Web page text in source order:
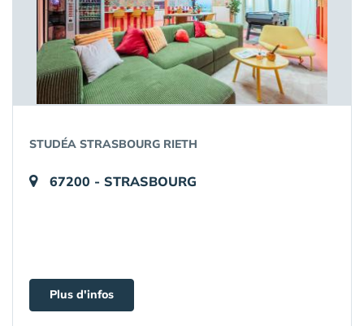
STUDÉA STRASBOURG RIETH
67200 - STRASBOURG
Plus d'infos